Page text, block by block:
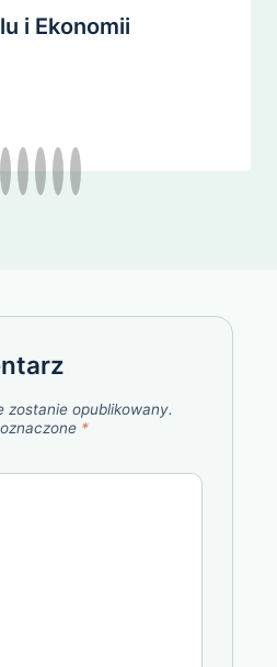
i Ekonomii
zostanie opublikowany.
*